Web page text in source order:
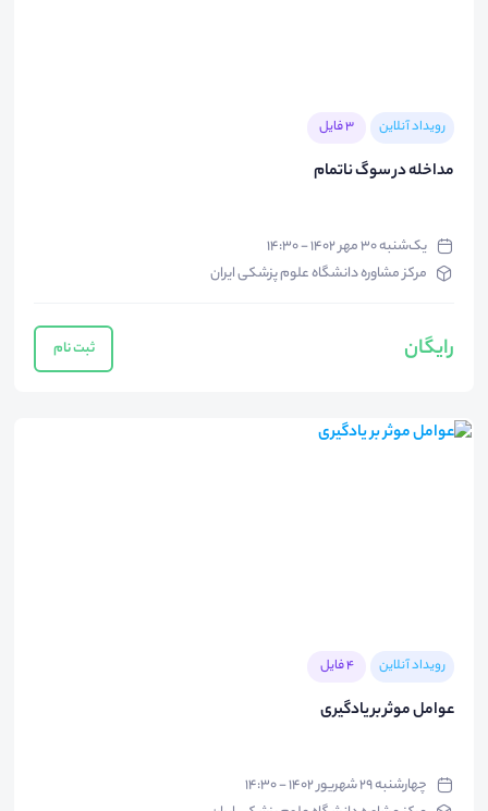
رویداد آنلاین 3 فایل
مداخله در سوگ ناتمام
یک‌شنبه ۳۰ مهر ۱۴۰۲ - ۱۴:۳۰
مرکز مشاوره دانشگاه علوم پزشکی ایران
رایگان ثبت نام
رویداد آنلاین 4 فایل
عوامل موثر بر یادگیری
چهارشنبه ۲۹ شهریور ۱۴۰۲ - ۱۴:۳۰